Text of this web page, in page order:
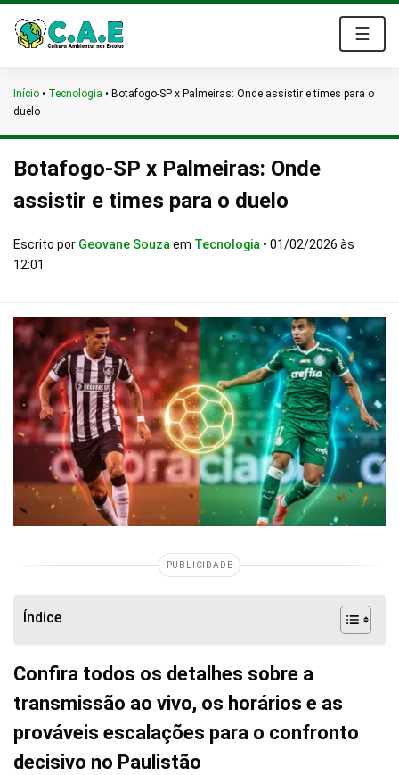
☰
Início • Tecnologia • Botafogo-SP x Palmeiras: Onde assistir e times para o
duelo
Botafogo-SP x Palmeiras: Onde
assistir e times para o duelo
Escrito por Geovane Souza em Tecnologia • 01/02/2026 às
12:01
PUBLICIDADE
Índice
Confira todos os detalhes sobre a
transmissão ao vivo, os horários e as
prováveis escalações para o confronto
decisivo no Paulistão